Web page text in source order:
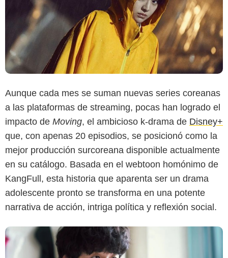
Aunque cada mes se suman nuevas series coreanas
a las plataformas de streaming, pocas han logrado el
impacto de Moving, el ambicioso k-drama de Disney+
que, con apenas 20 episodios, se posicionó como la
mejor producción surcoreana disponible actualmente
en su catálogo. Basada en el webtoon homónimo de
KangFull, esta historia que aparenta ser un drama
adolescente pronto se transforma en una potente
narrativa de acción, intriga política y reflexión social.
Disney+